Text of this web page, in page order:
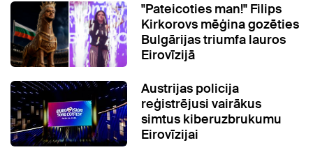
"Pateicoties man!" Filips
Kirkorovs mēģina gozēties
Bulgārijas triumfa lauros
Eirovīzijā
Austrijas policija
reģistrējusi vairākus
simtus kiberuzbrukumu
Eirovīzijai